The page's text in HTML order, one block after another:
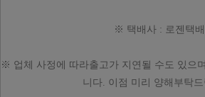
※ 택배사 : 로젠택배
※ 업체 사정에 따라출고가 지연될 수도 있으며
니다. 이점 미리 양해부탁